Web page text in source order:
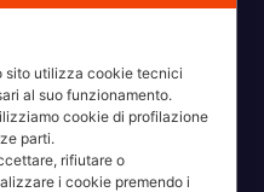
con la serietà di chi non
sito utilizza cookie tecnici
al suo funzionamento.
cookie di profilazione
parti.
rifiutare o
i cookie premendo i